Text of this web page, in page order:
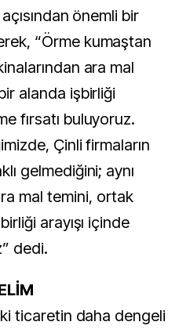
önemli bir
“Örme kumaştan
ara mal
alanda işbirliği
fırsatı buluyoruz.
Çinli firmaların
gelmediğini; aynı
mal temini, ortak
arayışı içinde
dedi.
ticaretin daha dengeli